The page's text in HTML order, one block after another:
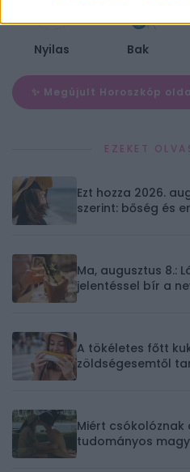
Nyilas Bak
✨ Megújult Horoszkóp
EZEKET
Ezt hozza 2026.
szerint: bőség és
Ma, augusztus 8.:
jelentéssel bír a
A tökéletes főtt
zöldségesemtől
Miért csókolóznak
tudományos